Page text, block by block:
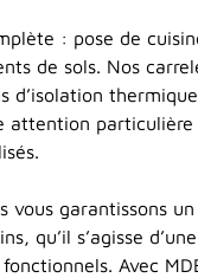
: pose de
de sols. Nos
attention
vous garantissons
qu’il s’agisse
Avec